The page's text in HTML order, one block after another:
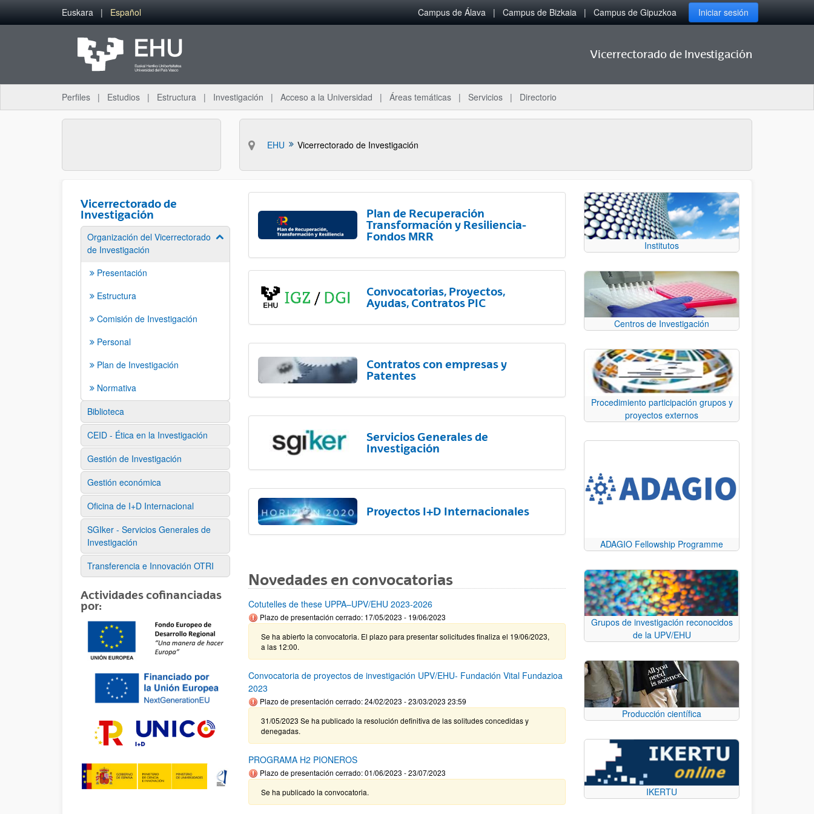
Saltar al contenido principal
Euskara Español Campus de Álava Campus de Bizkaia Campus de Gipuzkoa Iniciar sesión
Vicerrectorado de Investigación
Perfiles Estudios Estructura Investigación Acceso a la Universidad Áreas temáticas Servicios Directorio
EHU Vicerrectorado de Investigación
Vicerrectorado de
Investigación
Organización del Vicerrectorado
de Investigación
Mostrar/ocultar subpáginas
Presentación
Estructura
Comisión de Investigación
Personal
Plan de Investigación
Normativa
Biblioteca
CEID - Ética en la Investigación
Gestión de Investigación
Gestión económica
Oficina de I+D Internacional
SGIker - Servicios Generales de
Investigación
Transferencia e Innovación OTRI
Actividades cofinanciadas
por:
Plan de Recuperación
Transformación y Resiliencia-
Fondos MRR
Convocatorias, Proyectos,
Ayudas, Contratos PIC
Contratos con empresas y
Patentes
Servicios Generales de
Investigación
Proyectos I+D Internacionales
Novedades en convocatorias
Cotutelles de these UPPA–UPV/EHU 2023-2026
Plazo de presentación cerrado: 17/05/2023 - 19/06/2023
Se ha abierto la convocatoria. El plazo para presentar solicitudes finaliza el 19/06/2023,
a las 12:00.
Convocatoria de proyectos de investigación UPV/EHU- Fundación Vital Fundazioa
2023
Plazo de presentación cerrado: 24/02/2023 - 23/03/2023 23:59
31/05/2023 Se ha publicado la resolución definitiva de las solitudes concedidas y
denegadas.
PROGRAMA H2 PIONEROS
Plazo de presentación cerrado: 01/06/2023 - 23/07/2023
Se ha publicado la convocatoria.
Institutos
Centros de Investigación
Procedimiento participación grupos y
proyectos externos
ADAGIO Fellowship Programme
Grupos de investigación reconocidos
de la UPV/EHU
Producción científica
IKERTU